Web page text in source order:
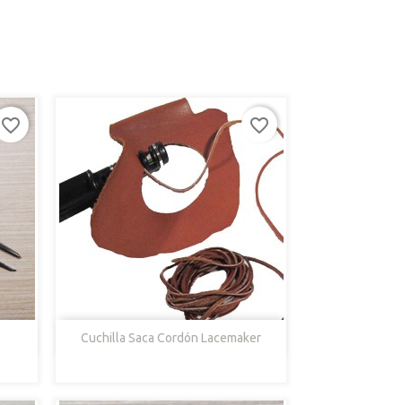
favorite_border
Cuchilla Saca Cordón Lacemaker
Vista Rápida
favorite_border